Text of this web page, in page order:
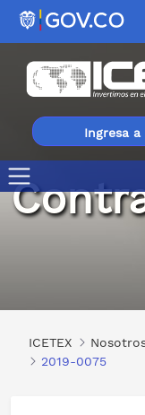
Ingresa a
2019-0075
ICETEX
2019-0075